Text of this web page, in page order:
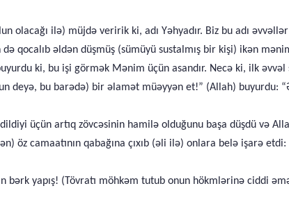
olacağı ilə) müjdə veririk ki, adı Yəhyadır. Biz bu adı
qocalıb əldən düşmüş (sümüyü sustalmış bir kişi) ikən
ki, bu işi görmək Mənim üçün asandır. Necə ki, ilk əvvəl
deyə, bu barədə) bir əlamət müəyyən et!” (Allah) buyurdu:
üçün artıq zövcəsinin hamilə olduğunu başa düşdü və
öz camaatının qabağına çıxıb (əli ilə) onlara belə işarə
bərk yapış! (Tövratı möhkəm tutub onun hökmlərinə ciddi